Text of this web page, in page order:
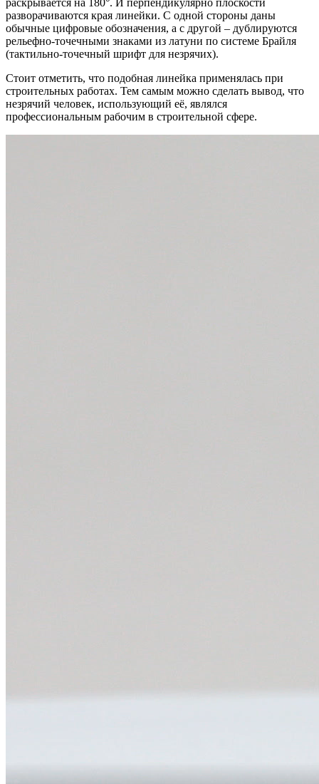
разворачиваются края линейки. С одной стороны даны
обычные цифровые обозначения, а с другой – дублируются
рельефно-точечными знаками из латуни по системе Брайля
(тактильно-точечный шрифт для незрячих).
Стоит отметить, что подобная линейка применялась при
строительных работах. Тем самым можно сделать вывод, что
незрячий человек, использующий её, являлся
профессиональным рабочим в строительной сфере.